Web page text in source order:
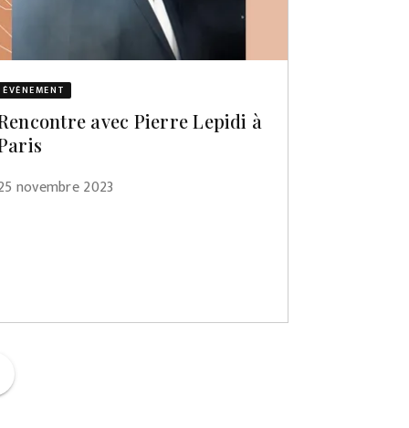
ÉVÈNEMENT
avec Pierre Lepidi à
novembre 2023